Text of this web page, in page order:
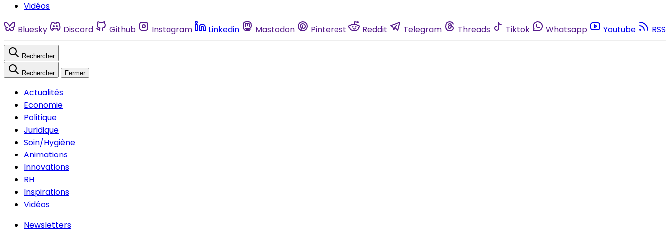
Vidéos
Bluesky Discord Github Instagram Linkedin Mastodon Pinterest Reddit Telegram Threads Tiktok Whatsapp Youtube RSS
Rechercher
Rechercher Fermer
Actualités
Economie
Politique
Juridique
Soin/Hygiène
Animations
Innovations
RH
Inspirations
Vidéos
Newsletters